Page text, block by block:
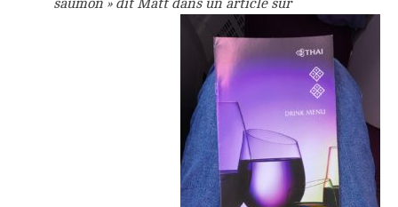
saumon » dit Matt dans un article sur